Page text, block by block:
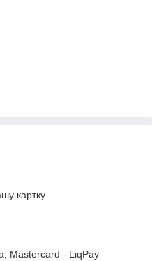
картку
Mastercard - LiqPay